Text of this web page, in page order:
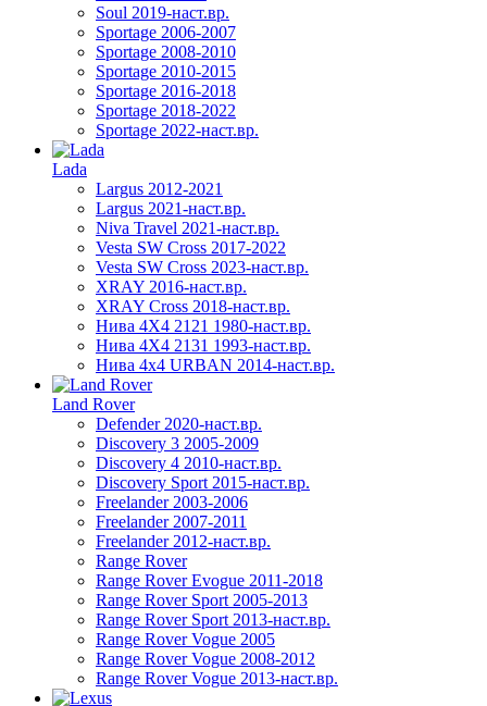
Soul 2019-наст.вр.
Sportage 2006-2007
Sportage 2008-2010
Sportage 2010-2015
Sportage 2016-2018
Sportage 2018-2022
Sportage 2022-наст.вр.
Lada
Largus 2012-2021
Largus 2021-наст.вр.
Niva Travel 2021-наст.вр.
Vesta SW Cross 2017-2022
Vesta SW Cross 2023-наст.вр.
XRAY 2016-наст.вр.
XRAY Cross 2018-наст.вр.
Нива 4X4 2121 1980-наст.вр.
Нива 4X4 2131 1993-наст.вр.
Нива 4х4 URBAN 2014-наст.вр.
Land Rover
Defender 2020-наст.вр.
Discovery 3 2005-2009
Discovery 4 2010-наст.вр.
Discovery Sport 2015-наст.вр.
Freelander 2003-2006
Freelander 2007-2011
Freelander 2012-наст.вр.
Range Rover
Range Rover Evogue 2011-2018
Range Rover Sport 2005-2013
Range Rover Sport 2013-наст.вр.
Range Rover Vogue 2005
Range Rover Vogue 2008-2012
Range Rover Vogue 2013-наст.вр.